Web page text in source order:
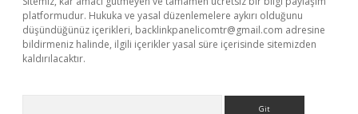
platformudur. Hukuka ve yasal düzenlemelere aykırı olduğunu
düşündüğünüz içerikleri, backlinkpanelicomtr@gmail.com adresine
bildirmeniz halinde, ilgili içerikler yasal süre içerisinde sitemizden
kaldırılacaktır.